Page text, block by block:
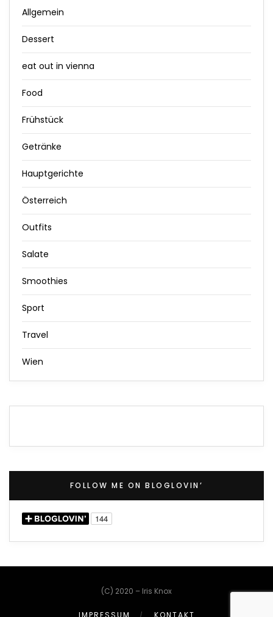
Allgemein
Dessert
eat out in vienna
Food
Frühstück
Getränke
Hauptgerichte
Österreich
Outfits
Salate
Smoothies
Sport
Travel
Wien
FOLLOW ME ON BLOGLOVIN’
(C) 2020 – Iris Knox